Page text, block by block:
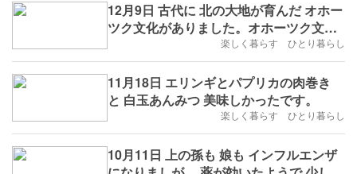
12月9日 古代に 北の大地が育んだ オホー
ツク文化がありました。オホーツク文化
とは。。。。。。。。楽しく暮らす ひとり暮らし
11月18日 エリンギとパプリカの肉巻き
と 白玉あんみつ 美味しかったです。
楽しく暮らす ひとり暮らし
10月11日 上の孫も 娘も インフルエンザ